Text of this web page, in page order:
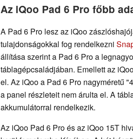
Az iQoo Pad 6 Pro főbb
A Pad 6 Pro lesz az iQoo
tulajdonságokkal fog rendelkezni
állítása szerint a Pad 6 Pro a
táblagépcsaládjában. Emellett az
el. Az iQoo a Pad 6 Pro nagyméretű
a panel részleteit nem árulta el. A
akkumulátorral rendelkezik.
Az iQoo Pad 6 Pro és az iQoo 15T